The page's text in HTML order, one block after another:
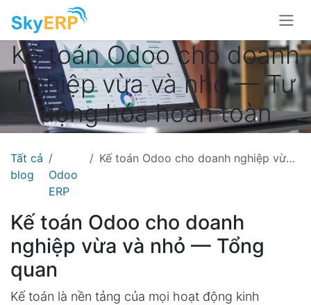
Skip to Content
Kế toán Odoo cho doanh
nghiệp vừa và nhỏ — Tự
động hóa hoàn toàn
Tất cả
blog
Odoo
ERP
Kế toán Odoo cho doanh nghiệp vừa và nhỏ — Tự động hóa hoàn toàn
Kế toán Odoo cho doanh
nghiệp vừa và nhỏ — Tổng
quan
Kế toán là nền tảng của mọi hoạt động kinh